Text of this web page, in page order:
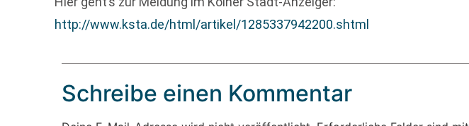
http://www.ksta.de/html/artikel/1285337942200.shtml
Schreibe einen Kommentar